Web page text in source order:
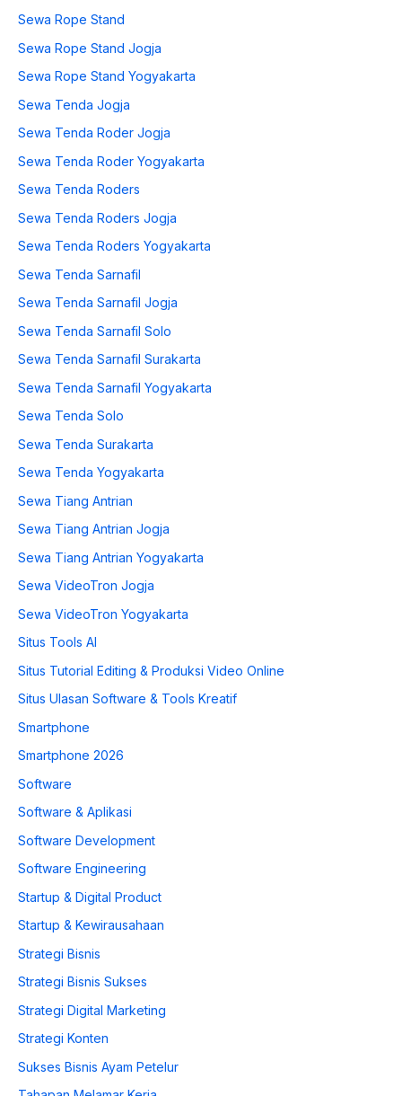
Sewa Rope Stand
Sewa Rope Stand Jogja
Sewa Rope Stand Yogyakarta
Sewa Tenda Jogja
Sewa Tenda Roder Jogja
Sewa Tenda Roder Yogyakarta
Sewa Tenda Roders
Sewa Tenda Roders Jogja
Sewa Tenda Roders Yogyakarta
Sewa Tenda Sarnafil
Sewa Tenda Sarnafil Jogja
Sewa Tenda Sarnafil Solo
Sewa Tenda Sarnafil Surakarta
Sewa Tenda Sarnafil Yogyakarta
Sewa Tenda Solo
Sewa Tenda Surakarta
Sewa Tenda Yogyakarta
Sewa Tiang Antrian
Sewa Tiang Antrian Jogja
Sewa Tiang Antrian Yogyakarta
Sewa VideoTron Jogja
Sewa VideoTron Yogyakarta
Situs Tools AI
Situs Tutorial Editing & Produksi Video Online
Situs Ulasan Software & Tools Kreatif
Smartphone
Smartphone 2026
Software
Software & Aplikasi
Software Development
Software Engineering
Startup & Digital Product
Startup & Kewirausahaan
Strategi Bisnis
Strategi Bisnis Sukses
Strategi Digital Marketing
Strategi Konten
Sukses Bisnis Ayam Petelur